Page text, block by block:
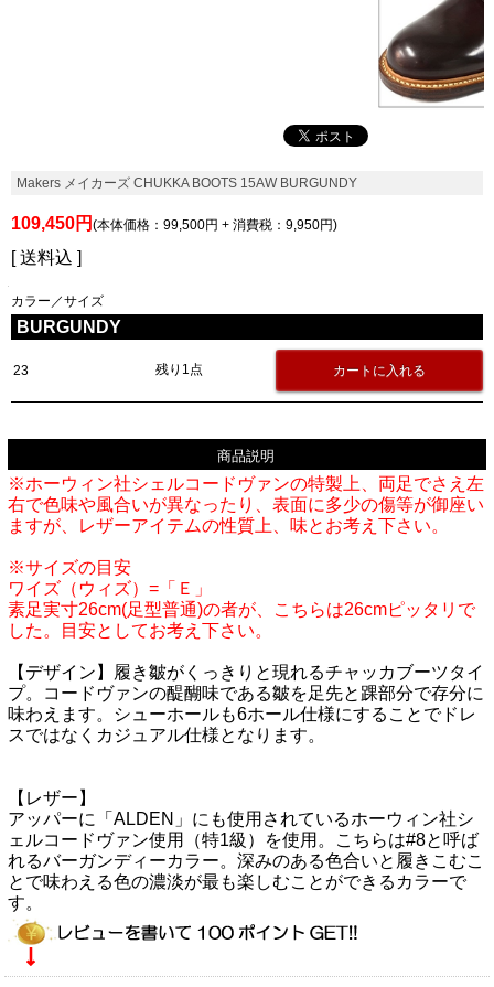
Makers メイカーズ CHUKKA BOOTS 15AW BURGUNDY
109,450円 (本体価格：99,500円 + 消費税：9,950円)
[ 送料込 ]
カラー／サイズ
BURGUNDY
23 残り1点
商品説明
※ホーウィン社シェルコードヴァンの特製上、両足でさえ左
右で色味や風合いが異なったり、表面に多少の傷等が御座い
ますが、レザーアイテムの性質上、味とお考え下さい。
※サイズの目安
ワイズ（ウィズ）=「Ｅ」
素足実寸26cm(足型普通)の者が、こちらは26cmピッタリで
した。目安としてお考え下さい。
【デザイン】履き皺がくっきりと現れるチャッカブーツタイ
プ。コードヴァンの醍醐味である皺を足先と踝部分で存分に
味わえます。シューホールも6ホール仕様にすることでドレ
スではなくカジュアル仕様となります。
【レザー】
アッパーに「ALDEN」にも使用されているホーウィン社シ
ェルコードヴァン使用（特1級）を使用。こちらは#8と呼ば
れるバーガンディーカラー。深みのある色合いと履きこむこ
とで味わえる色の濃淡が最も楽しむことができるカラーで
す。